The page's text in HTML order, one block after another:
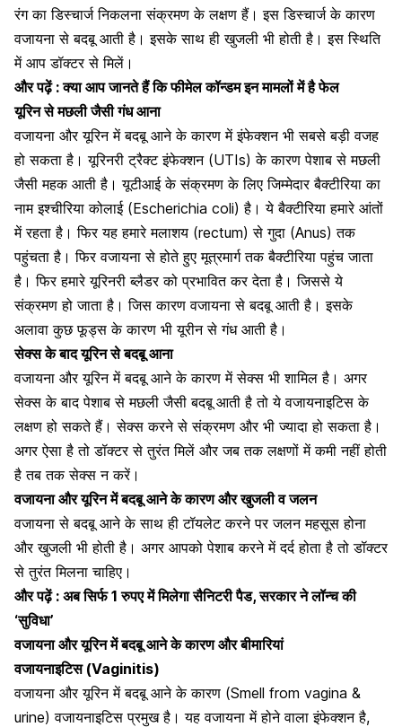
रंग का डिस्चार्जनिकलना संक्रमण के लक्षण हैं। इस डिस्चार्ज के कारण
वजायना से बदबू आती है। इसके साथ ही खुजली भी होती है। इस स्थिति
में आप डॉक्टर से मिलें।
और पढ़ें :क्या आप जानते हैं कि फीमेल कॉन्डम इन मामलों में है फेल
यूरिन से मछली जैसी गंध आना
वजायना और यूरिन में बदबू आने के कारण में इंफेक्शन भी सबसे बड़ी वजह
हो सकता है। यूरिनरी ट्रैक्ट इंफेक्शन (UTIs) के कारण पेशाब से मछली
जैसी महक आती है। यूटीआई के संक्रमण के लिए जिम्मेदार बैक्टीरिया का
नाम इश्चीरिया कोलाई (Escherichia coli) है। ये बैक्टीरिया हमारे आंतों
में रहता है। फिर यह हमारे मलाशय (rectum) से गुदा (Anus) तक
पहुंचता है। फिर वजायना से होते हुए मूत्रमार्ग तक बैक्टीरिया पहुंच जाता
है। फिर हमारे यूरिनरी ब्लैडर को प्रभावित कर देता है। जिससे ये
संक्रमण हो जाता है। जिस कारण वजायना से बदबू आती है। इसके
अलावा कुछ फूड्स के कारण भी यूरीन से गंध आती है।
सेक्स के बाद यूरिन से बदबू आना
वजायना और यूरिन में बदबू आने के कारण में सेक्स भी शामिल है। अगर
सेक्स के बाद पेशाब से मछली जैसी बदबू आती है तो ये वजायनाइटिस के
लक्षण हो सकते हैं। सेक्स करने से संक्रमण और भी ज्यादा हो सकता है।
अगर ऐसा है तो डॉक्टर से तुरंत मिलें और जब तक लक्षणों में कमी नहीं होती
है तब तक सेक्स न करें।
वजायना और यूरिन में बदबू आने के कारण और खुजली व जलन
वजायना से बदबू आने के साथ हीटॉयलेट करने पर जलन महसूस होना
और खुजली भी होती है। अगर आपकोपेशाब करने में दर्द होता है तो डॉक्टर
से तुरंत मिलना चाहिए।
और पढ़ें : अब सिर्फ 1 रुपए में मिलेगा सैनिटरी पैड, सरकार ने लॉन्च की
‘सुविधा’
वजायना और यूरिन में बदबू आने के कारण और बीमारियां
वजायनाइटिस (Vaginitis)
वजायना और यूरिन में बदबू आने के कारण (Smell from vagina &
urine) वजायनाइटिस प्रमुख है। यह वजायना में होने वाला इंफेक्शन है,